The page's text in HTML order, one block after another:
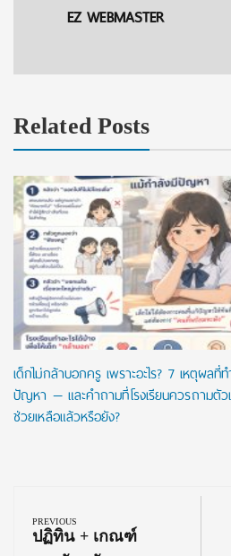
EZ WEBMASTER
Related Posts
เด็กไม่กล้าบอกครู เพราะอะไร? 7 เหตุผลที่
ปัญหา — และคำถามที่โรงเรียนควรถามตัว
ช่วยเหลือแล้วหรือยัง?
navigation
PREVIOUS
Previous
ปฏิทิน + เกณฑ์